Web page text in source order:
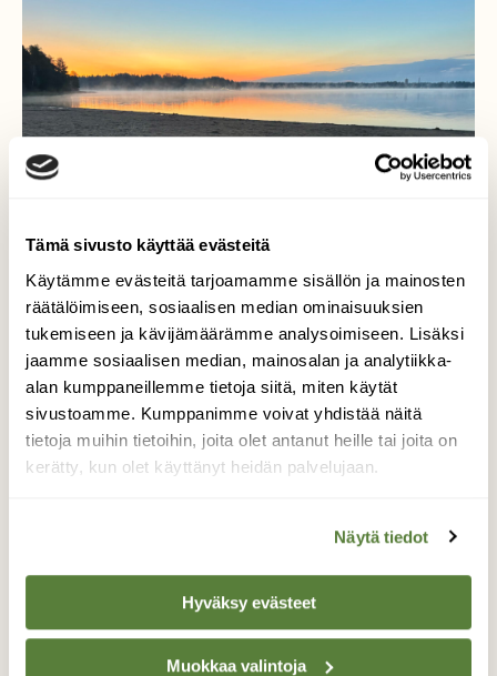
Tämä sivusto käyttää evästeitä
Käytämme evästeitä tarjoamamme sisällön ja mainosten
räätälöimiseen, sosiaalisen median ominaisuuksien
tukemiseen ja kävijämäärämme analysoimiseen. Lisäksi
jaamme sosiaalisen median, mainosalan ja analytiikka-
alan kumppaneillemme tietoja siitä, miten käytät
sivustoamme. Kumppanimme voivat yhdistää näitä
tietoja muihin tietoihin, joita olet antanut heille tai joita on
kerätty, kun olet käyttänyt heidän palvelujaan.
Näytä tiedot
Hyväksy evästeet
Muokkaa valintoja
Usvaa ja värejä
Aamun kauniita värejä ja usvaa juuri ennen
auringonnousua Littoistenjärvellä
Valokuvaaja: Juhani Peltonen, Kaarina 16.9.2024